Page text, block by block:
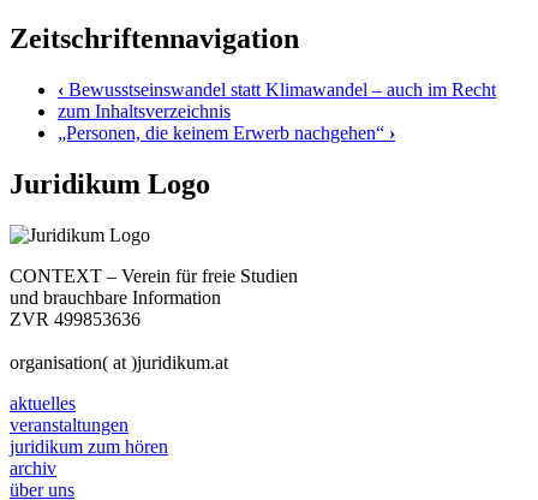
Zeitschriftennavigation
‹ Bewusstseinswandel statt Klimawandel – auch im Recht
zum Inhaltsverzeichnis
„Personen, die keinem Erwerb nachgehen“ ›
Juridikum Logo
CONTEXT – Verein für freie Studien
und brauchbare Information
ZVR 499853636
organisation( at )juridikum.at
aktuelles
veranstaltungen
juridikum zum hören
archiv
über uns